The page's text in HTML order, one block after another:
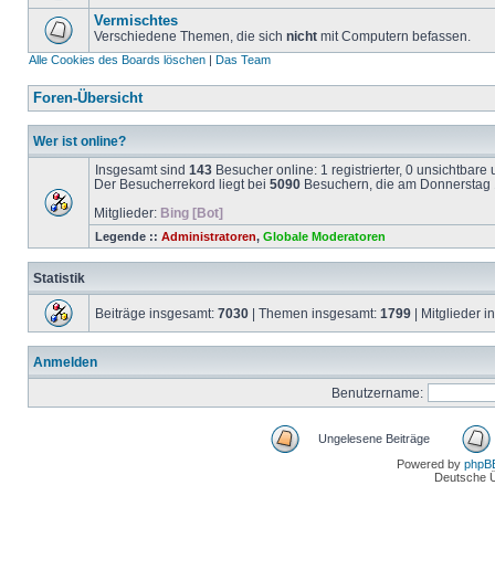
Vermischtes
Verschiedene Themen, die sich nicht mit Computern befassen.
Alle Cookies des Boards löschen | Das Team
Foren-Übersicht
Wer ist online?
Insgesamt sind 143 Besucher online: 1 registrierter, 0
Der Besucherrekord liegt bei 5090 Besuchern, die am
Mitglieder: Bing [Bot]
Legende :: Administratoren, Globale Moderatoren
Statistik
Beiträge insgesamt: 7030 | Themen insgesamt: 1799 | Mitglieder
Anmelden
Benutzername:
Ungelesene Beiträge
Powered by
Deutsche